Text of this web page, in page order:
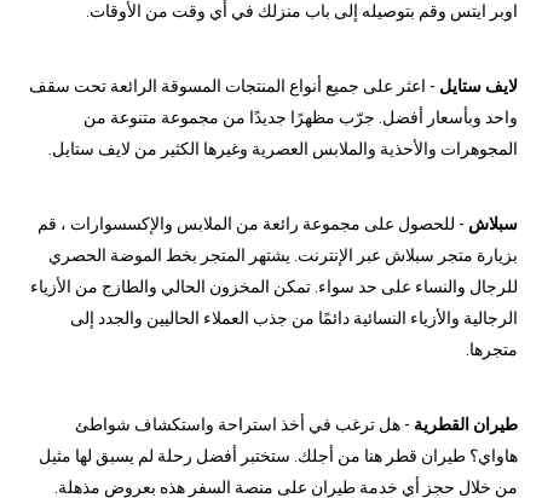
اوبر ايتس وقم بتوصيله إلى باب منزلك في أي وقت من الأوقات.
لايف ستايل - اعثر على جميع أنواع المنتجات المسوقة الرائعة تحت سقف
واحد وبأسعار أفضل. جرّب مظهرًا جديدًا من مجموعة متنوعة من
المجوهرات والأحذية والملابس العصرية وغيرها الكثير من لايف ستايل.
سبلاش - للحصول على مجموعة رائعة من الملابس والإكسسوارات ، قم
بزيارة متجر سبلاش عبر الإنترنت. يشتهر المتجر بخط الموضة الحصري
للرجال والنساء على حد سواء. تمكن المخزون الحالي والطازج من الأزياء
الرجالية والأزياء النسائية دائمًا من جذب العملاء الحاليين والجدد إلى
متجرها.
طيران القطرية - هل ترغب في أخذ استراحة واستكشاف شواطئ
هاواي؟ طيران قطر هنا من أجلك. ستختبر أفضل رحلة لم يسبق لها مثيل
من خلال حجز أي خدمة طيران على منصة السفر هذه بعروض مذهلة.